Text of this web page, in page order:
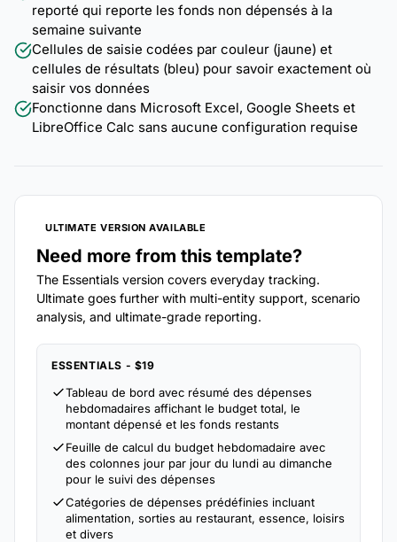
reporté qui reporte les fonds non dépensés à la
semaine suivante
Cellules de saisie codées par couleur (jaune) et
cellules de résultats (bleu) pour savoir exactement où
saisir vos données
Fonctionne dans Microsoft Excel, Google Sheets et
LibreOffice Calc sans aucune configuration requise
ULTIMATE VERSION AVAILABLE
Need more from this template?
The Essentials version covers everyday tracking.
Ultimate goes further with multi-entity support, scenario
analysis, and ultimate-grade reporting.
ESSENTIALS - $19
Tableau de bord avec résumé des dépenses
hebdomadaires affichant le budget total, le
montant dépensé et les fonds restants
Feuille de calcul du budget hebdomadaire avec
des colonnes jour par jour du lundi au dimanche
pour le suivi des dépenses
Catégories de dépenses prédéfinies incluant
alimentation, sorties au restaurant, essence, loisirs
et divers